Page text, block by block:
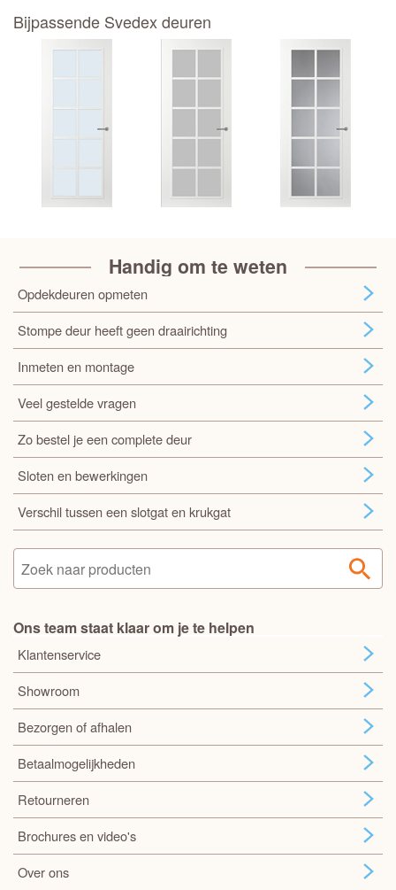
Bijpassende Svedex deuren
Handig om te weten
Opdekdeuren opmeten
Stompe deur heeft geen draairichting
Inmeten en montage
Veel gestelde vragen
Zo bestel je een complete deur
Sloten en bewerkingen
Verschil tussen een slotgat en krukgat
Ons team staat klaar om je te helpen
Klantenservice
Showroom
Bezorgen of afhalen
Betaalmogelijkheden
Retourneren
Brochures en video's
Over ons